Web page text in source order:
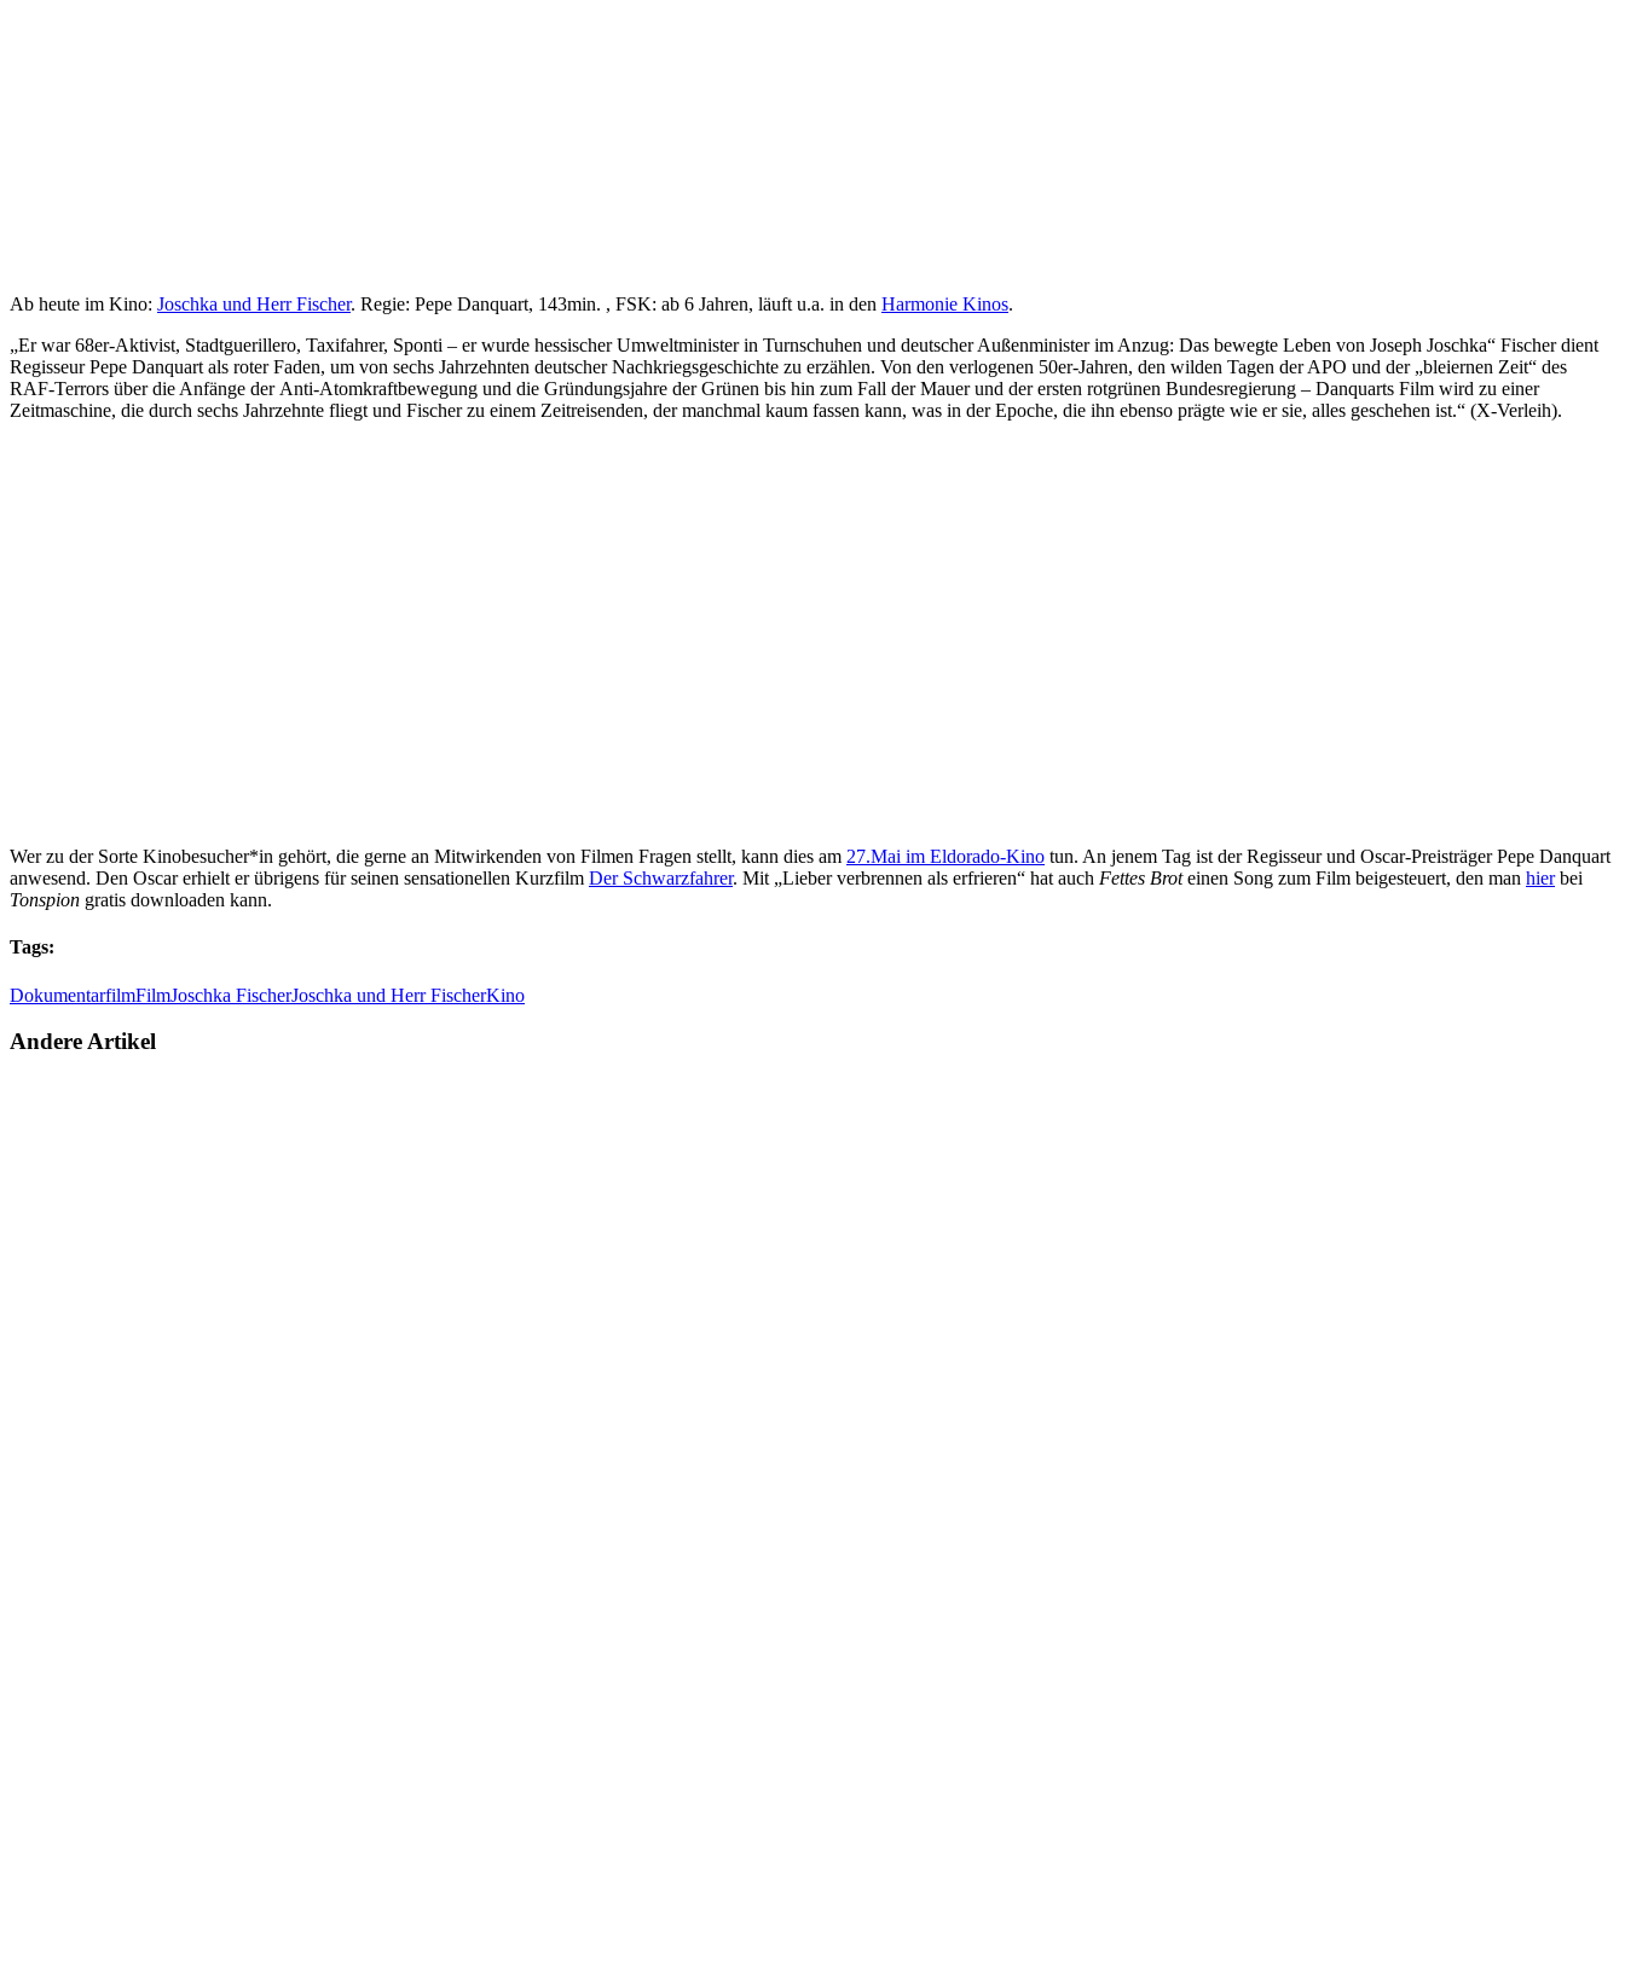
Ab heute im Kino: Joschka und Herr Fischer. Regie: Pepe Danquart, 143min. , FSK: ab 6 Jahren, läuft u.a. in den Harmonie Kinos.
„Er war 68er-Aktivist, Stadtguerillero, Taxifahrer, Sponti – er wurde hessischer Umweltminister in Turnschuhen und deutscher Außenminister im Anzug: Das bewegte Leben von Joseph Joschka“ Fischer dient
Regisseur Pepe Danquart als roter Faden, um von sechs Jahrzehnten deutscher Nachkriegsgeschichte zu erzählen. Von den verlogenen 50er-Jahren, den wilden Tagen der APO und der „bleiernen Zeit“ des
RAF-Terrors über die Anfänge der Anti-Atomkraftbewegung und die Gründungsjahre der Grünen bis hin zum Fall der Mauer und der ersten rotgrünen Bundesregierung – Danquarts Film wird zu einer
Zeitmaschine, die durch sechs Jahrzehnte fliegt und Fischer zu einem Zeitreisenden, der manchmal kaum fassen kann, was in der Epoche, die ihn ebenso prägte wie er sie, alles geschehen ist.“ (X-Verleih).
Wer zu der Sorte Kinobesucher*in gehört, die gerne an Mitwirkenden von Filmen Fragen stellt, kann dies am 27.Mai im Eldorado-Kino tun. An jenem Tag ist der Regisseur und Oscar-Preisträger Pepe Danquart
anwesend. Den Oscar erhielt er übrigens für seinen sensationellen Kurzfilm Der Schwarzfahrer. Mit „Lieber verbrennen als erfrieren“ hat auch Fettes Broteinen Song zum Film beigesteuert, den man hierbei
Tonspion gratis downloaden kann.
Tags:
DokumentarfilmFilmJoschka FischerJoschka und Herr FischerKino
Andere Artikel